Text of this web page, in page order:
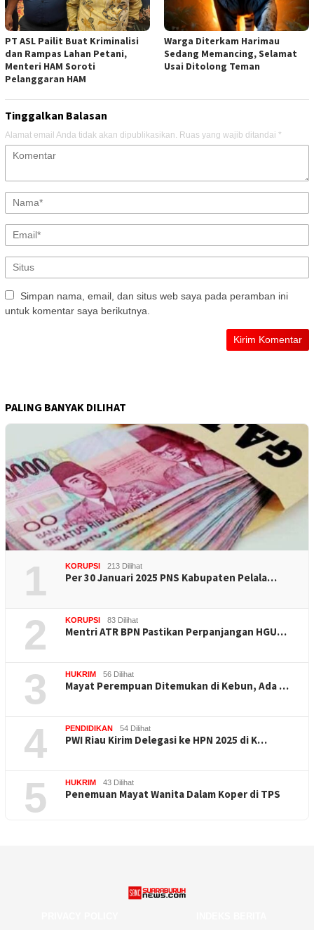
PT ASL Pailit Buat Kriminalisi
dan Rampas Lahan Petani,
Menteri HAM Soroti
Pelanggaran HAM
Warga Diterkam Harimau
Sedang Memancing, Selamat
Usai Ditolong Teman
Tinggalkan Balasan
Alamat email Anda tidak akan dipublikasikan. Ruas yang wajib ditandai *
Simpan nama, email, dan situs web saya pada peramban ini
untuk komentar saya berikutnya.
PALING BANYAK DILIHAT
1 KORUPSI 213 Dilihat
Per 30 Januari 2025 PNS Kabupaten Pelala…
2 KORUPSI 83 Dilihat
Mentri ATR BPN Pastikan Perpanjangan HGU…
3 HUKRIM 56 Dilihat
Mayat Perempuan Ditemukan di Kebun, Ada …
4 PENDIDIKAN 54 Dilihat
PWI Riau Kirim Delegasi ke HPN 2025 di K…
5 HUKRIM 43 Dilihat
Penemuan Mayat Wanita Dalam Koper di TPS